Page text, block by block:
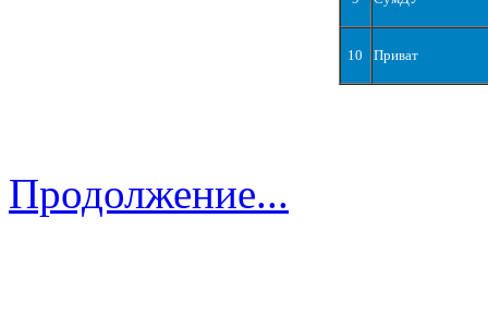
10 Приват
Продолжение...